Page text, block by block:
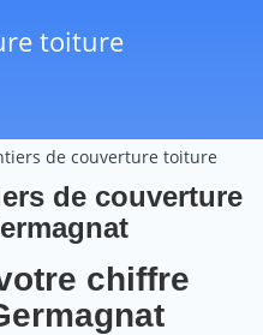
toiture
de couverture toiture
de couverture
chiffre